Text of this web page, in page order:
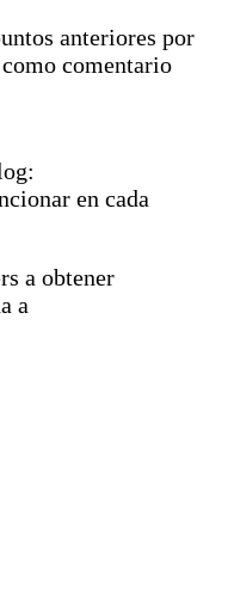
anteriores por
comentario
en cada
a obtener
a